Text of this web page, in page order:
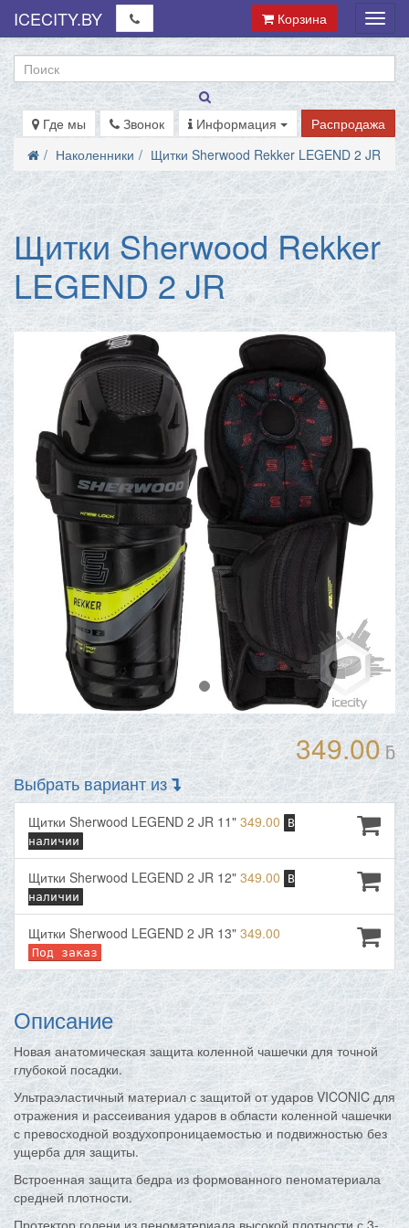
Меню
ICECITY.BY Корзина
Где мы Звонок Информация
Распродажа
Наколенники
Щитки Sherwood Rekker LEGEND 2 JR
Щитки Sherwood Rekker
LEGEND 2 JR
349.00 ƃ
Выбрать вариант из
Щитки Sherwood LEGEND 2 JR 11" 349.00
В
наличии
Щитки Sherwood LEGEND 2 JR 12" 349.00
В
наличии
Щитки Sherwood LEGEND 2 JR 13" 349.00
Под заказ
Описание
Новая анатомическая защита коленной чашечки для точной
глубокой посадки.
Ультраэластичный материал с защитой от ударов VICONIC для
отражения и рассеивания ударов в области коленной чашечки
с превосходной воздухопроницаемостью и подвижностью без
ущерба для защиты.
Встроенная защита бедра из формованного пеноматериала
средней плотности.
Протектор голени из пеноматериала высокой плотности с 3-